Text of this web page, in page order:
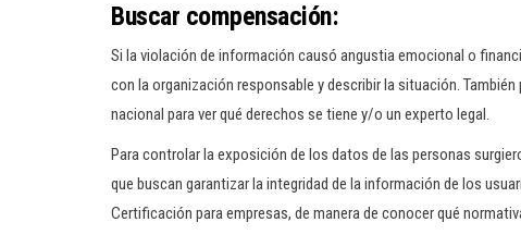
Buscar compensación:
Si la violación de información causó angustia emocional o
con la organización responsable y describir la situación.
nacional para ver qué derechos se tiene y/o un experto legal.
Para controlar la exposición de los datos de las personas
que buscan garantizar la integridad de la información de los
Certificación para empresas, de manera de conocer qué